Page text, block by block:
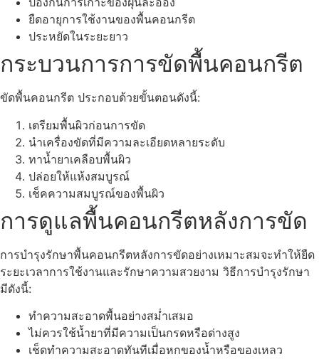
ยืดอายุการใช้งานของพื้นคอนกรีต
ประหยัดในระยะยาว
กระบวนการการขัดพื้นคอนกรีต
ขัดพื้นคอนกรีต ประกอบด้วยขั้นตอนดังนี้:
เตรียมพื้นผิวก่อนการขัด
นำเครื่องขัดที่มีความละเอียดหลายระดับ
ทาน้ำยาเคลือบพื้นผิว
ปล่อยให้แห้งสมบูรณ์
เช็คความสมบูรณ์ของพื้นผิว
การดูแลพื้นคอนกรีตหลังการขัด
การบำรุงรักษาพื้นคอนกรีตหลังการขัดอย่างเหมาะสมจะทำให้ยืด
ระยะเวลาการใช้งานและรักษาความสวยงาม วิธีการบำรุงรักษา
มีดังนี้:
ทำความสะอาดพื้นอย่างสม่ำเสมอ
ไม่ควรใช้น้ำยาที่มีความเป็นกรดหรือด่างสูง
เช็ดทำความสะอาดทันทีเมื่อหกของน้ำหรือของเหลว